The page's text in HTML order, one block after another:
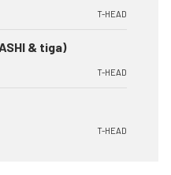
T-HEAD
& tiga)
T-HEAD
T-HEAD